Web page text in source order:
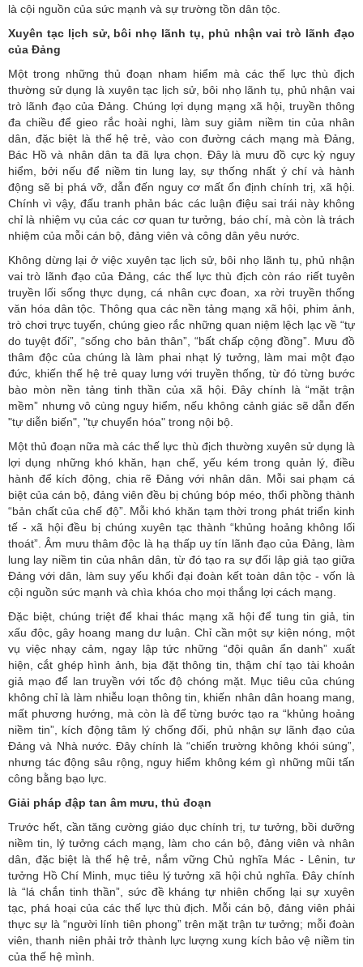
là cội nguồn của sức mạnh và sự trường tồn dân tộc.
Xuyên tạc lịch sử, bôi nhọ lãnh tụ, phủ nhận vai trò lãnh đạo
của Đảng
Một trong những thủ đoạn nham hiểm mà các thế lực thù địch
thường sử dụng là xuyên tạc lịch sử, bôi nhọ lãnh tụ, phủ nhận vai
trò lãnh đạo của Đảng. Chúng lợi dụng mạng xã hội, truyền thông
đa chiều để gieo rắc hoài nghi, làm suy giảm niềm tin của nhân
dân, đặc biệt là thế hệ trẻ, vào con đường cách mạng mà Đảng,
Bác Hồ và nhân dân ta đã lựa chọn. Đây là mưu đồ cực kỳ nguy
hiểm, bởi nếu để niềm tin lung lay, sự thống nhất ý chí và hành
động sẽ bị phá vỡ, dẫn đến nguy cơ mất ổn định chính trị, xã hội.
Chính vì vậy, đấu tranh phản bác các luận điệu sai trái này không
chỉ là nhiệm vụ của các cơ quan tư tưởng, báo chí, mà còn là trách
nhiệm của mỗi cán bộ, đảng viên và công dân yêu nước.
Không dừng lại ở việc xuyên tạc lịch sử, bôi nhọ lãnh tụ, phủ nhận
vai trò lãnh đạo của Đảng, các thế lực thù địch còn ráo riết tuyên
truyền lối sống thực dụng, cá nhân cực đoan, xa rời truyền thống
văn hóa dân tộc. Thông qua các nền tảng mạng xã hội, phim ảnh,
trò chơi trực tuyến, chúng gieo rắc những quan niệm lệch lạc về “tự
do tuyệt đối”, “sống cho bản thân”, “bất chấp cộng đồng”. Mưu đồ
thâm độc của chúng là làm phai nhạt lý tưởng, làm mai một đạo
đức, khiến thế hệ trẻ quay lưng với truyền thống, từ đó từng bước
bào mòn nền tảng tinh thần của xã hội. Đây chính là “mặt trận
mềm” nhưng vô cùng nguy hiểm, nếu không cảnh giác sẽ dẫn đến
"tự diễn biến", "tự chuyển hóa" trong nội bộ.
Một thủ đoạn nữa mà các thế lực thù địch thường xuyên sử dụng là
lợi dụng những khó khăn, hạn chế, yếu kém trong quản lý, điều
hành để kích động, chia rẽ Đảng với nhân dân. Mỗi sai phạm cá
biệt của cán bộ, đảng viên đều bị chúng bóp méo, thổi phồng thành
“bản chất của chế độ”. Mỗi khó khăn tạm thời trong phát triển kinh
tế - xã hội đều bị chúng xuyên tạc thành “khủng hoảng không lối
thoát”. Âm mưu thâm độc là hạ thấp uy tín lãnh đạo của Đảng, làm
lung lay niềm tin của nhân dân, từ đó tạo ra sự đối lập giả tạo giữa
Đảng với dân, làm suy yếu khối đại đoàn kết toàn dân tộc - vốn là
cội nguồn sức mạnh và chìa khóa cho mọi thắng lợi cách mạng.
Đặc biệt, chúng triệt để khai thác mạng xã hội để tung tin giả, tin
xấu độc, gây hoang mang dư luận. Chỉ cần một sự kiện nóng, một
vụ việc nhạy cảm, ngay lập tức những “đội quân ẩn danh” xuất
hiện, cắt ghép hình ảnh, bịa đặt thông tin, thậm chí tạo tài khoản
giả mạo để lan truyền với tốc độ chóng mặt. Mục tiêu của chúng
không chỉ là làm nhiễu loạn thông tin, khiến nhân dân hoang mang,
mất phương hướng, mà còn là để từng bước tạo ra “khủng hoảng
niềm tin”, kích động tâm lý chống đối, phủ nhận sự lãnh đạo của
Đảng và Nhà nước. Đây chính là “chiến trường không khói súng”,
nhưng tác động sâu rộng, nguy hiểm không kém gì những mũi tấn
công bằng bạo lực.
Giải pháp đập tan âm mưu, thủ đoạn
Trước hết, cần tăng cường giáo dục chính trị, tư tưởng, bồi dưỡng
niềm tin, lý tưởng cách mạng, làm cho cán bộ, đảng viên và nhân
dân, đặc biệt là thế hệ trẻ, nắm vững Chủ nghĩa Mác - Lênin, tư
tưởng Hồ Chí Minh, mục tiêu lý tưởng xã hội chủ nghĩa. Đây chính
là “lá chắn tinh thần”, sức đề kháng tự nhiên chống lại sự xuyên
tạc, phá hoại của các thế lực thù địch. Mỗi cán bộ, đảng viên phải
thực sự là “người lính tiên phong” trên mặt trận tư tưởng; mỗi đoàn
viên, thanh niên phải trở thành lực lượng xung kích bảo vệ niềm tin
của thế hệ mình.